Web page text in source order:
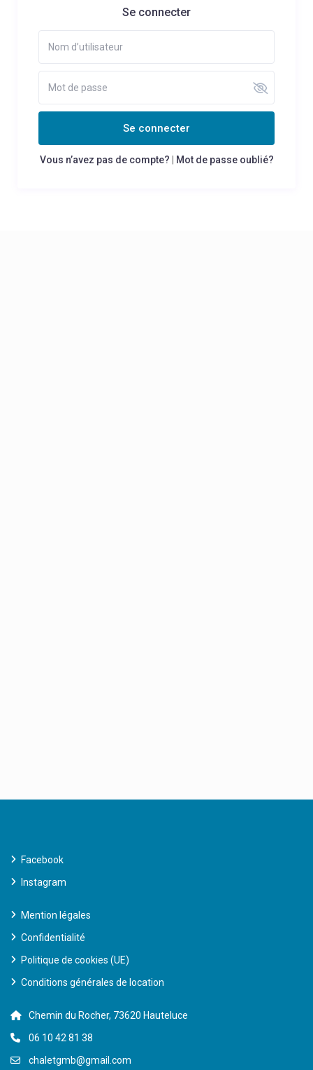
Se connecter
Se connecter
Vous n’avez pas de compte? Mot de passe oublié?
Facebook
Instagram
Mention légales
Confidentialité
Politique de cookies (UE)
Conditions générales de location
Chemin du Rocher, 73620 Hauteluce
06 10 42 81 38
chaletgmb@gmail.com